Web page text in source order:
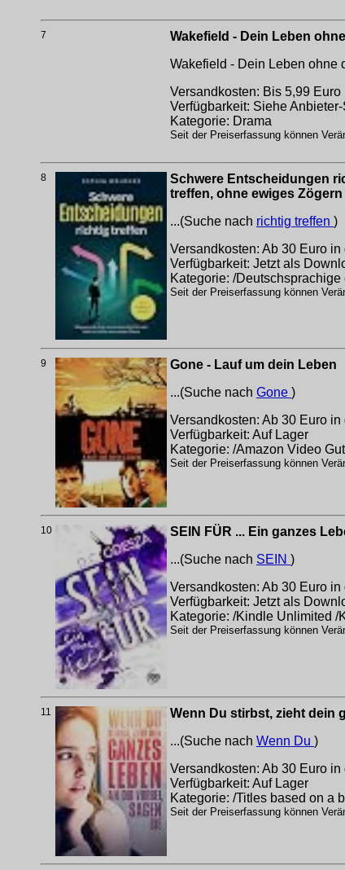
7
Wakefield - Dein Leben
Wakefield - Dein Leben ohne
Versandkosten: Bis 5,99 Euro
Verfügbarkeit: Siehe
Kategorie: Drama
Seit der Preiserfassung können
8
Schwere Entscheidungen
treffen, ohne ewiges Zögern
...(Suche nach richtig treffen )
Versandkosten: Ab 30 Euro
Verfügbarkeit: Jetzt als
Kategorie: /
Seit der Preiserfassung können
9
Gone - Lauf um dein Leben
...(Suche nach Gone )
Versandkosten: Ab 30 Euro
Verfügbarkeit: Auf Lager
Kategorie: /Amazon Video
Seit der Preiserfassung können
10
SEIN FÜR ... Ein ganzes
...(Suche nach SEIN )
Versandkosten: Ab 30 Euro
Verfügbarkeit: Jetzt als
Kategorie: /Kindle Unlimited /
Seit der Preiserfassung können
11
Wenn Du stirbst, zieht dein
...(Suche nach Wenn Du )
Versandkosten: Ab 30 Euro
Verfügbarkeit: Auf Lager
Kategorie: /Titles based on a
Seit der Preiserfassung können